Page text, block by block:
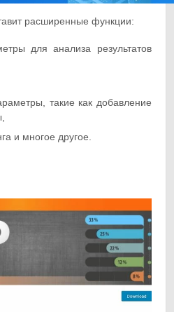
расширенные функции:
для анализа результатов
такие как добавление
и многое другое.